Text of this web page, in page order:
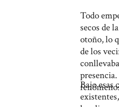
Todo
secos de
otoño, lo
de los
Bajo esas